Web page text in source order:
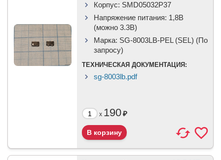
Корпус: SMD05032P37
Напряжение питания: 1,8В
(можно 3.3В)
Марка: SG-8003LB-PEL (SEL) (По
запросу)
ТЕХНИЧЕСКАЯ ДОКУМЕНТАЦИЯ:
sg-8003lb.pdf
x 190₽